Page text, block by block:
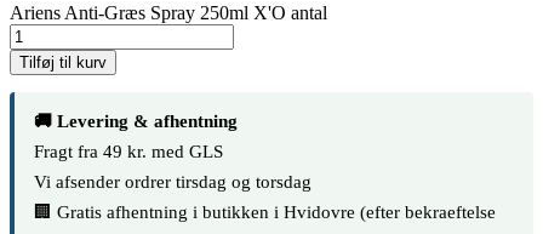
Ariens Anti-Græs Spray 250ml X'O antal
Tilføj til kurv
🚚 Levering & afhentning
Fragt fra 49 kr. med GLS
Vi afsender ordrer tirsdag og torsdag
🏢 Gratis afhentning i butikken i Hvidovre (efter bekraeftelse